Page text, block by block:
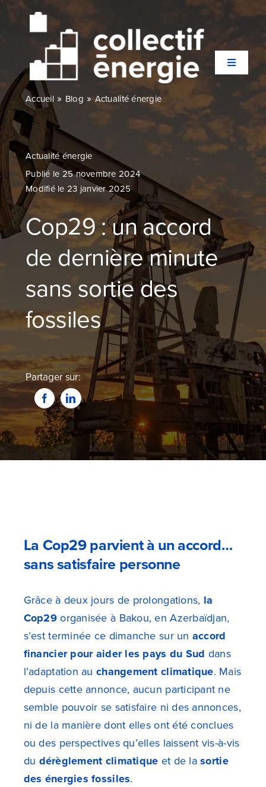
Passer
Toggle
Qui sommes-nous ?
Secteurs
Expertises
Agences
Blog
Devenir partenaire
Contactez-nous
Je compare dès maintenant
Accueil» Blog » Actualité énergie
Actualité énergie
Publié le 25 novembre 2024
Modifié le 23 janvier 2025
Cop29 : un accord
de dernière minute
sans sortie des
fossiles
Partager sur:
La Cop29 parvient à un accord…
sans satisfaire personne
Grâce à deux jours de prolongations, la
Cop29organisée à Bakou, en Azerbaïdjan,
s’est terminée ce dimanche sur un accord
financier pour aider les pays du Sud dans
l’adaptation auchangement climatique. Mais
depuis cette annonce, aucun participant ne
semble pouvoir se satisfaire ni des annonces,
ni de la manière dont elles ont été conclues
ou des perspectives qu’elles laissent vis-à-vis
du dérèglement climatique et de lasortie
des énergies fossiles.